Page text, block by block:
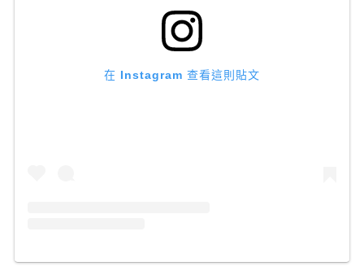
在 Instagram 查看這則貼文